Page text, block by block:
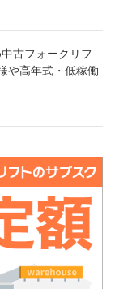
古フォークリフ
や高年式・低稼働